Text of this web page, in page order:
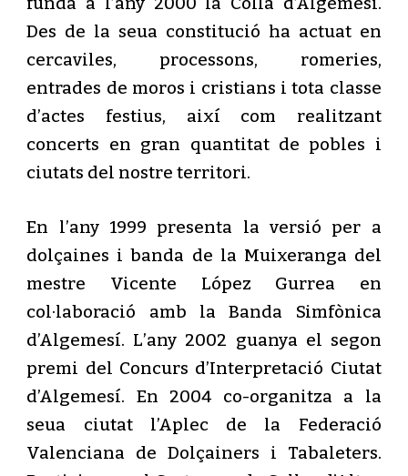
Des de la seua constitució ha actuat en
cercaviles, processons, romeries,
entrades de moros i cristians i tota classe
d’actes festius, així com realitzant
concerts en gran quantitat de pobles i
ciutats del nostre territori.
En l’any 1999 presenta la versió per a
dolçaines i banda de la Muixeranga del
mestre Vicente López Gurrea en
col·laboració amb la Banda Simfònica
d’Algemesí. L’any 2002 guanya el segon
premi del Concurs d’Interpretació Ciutat
d’Algemesí. En 2004 co-organitza a la
seua ciutat l’Aplec de la Federació
Valenciana de Dolçainers i Tabaleters.